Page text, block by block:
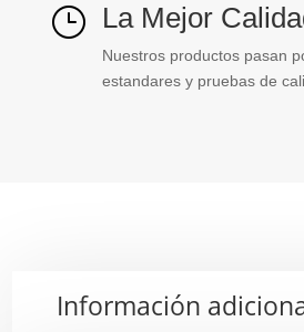
} La Mejor
Nuestros productos pasan
estandares y pruebas de
Información